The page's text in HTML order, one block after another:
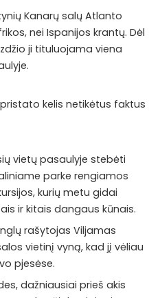
Kanarų salų Atlanto
nei Ispanijos krantų. Dėl
ji tituluojama viena
pristato kelis netikėtus faktus
vietų pasaulyje stebėti
parke rengiamos
kurių metu gidai
ir kitais dangaus kūnais.
rašytojas Viljamas
vietinį vyną, kad jį vėliau
pjesėse.
dažniausiai prieš akis